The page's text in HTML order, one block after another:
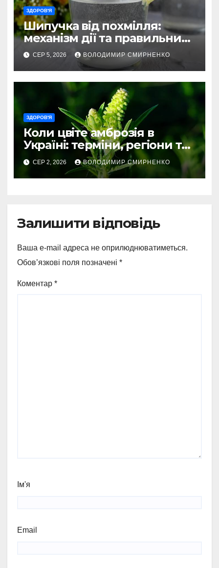
ЗДОРОВ'Я
Шипучка від похмілля:
механізм дії та правильний
вибір
СЕР 5, 2026 ВОЛОДИМИР СМИРНЕНКО
ЗДОРОВ'Я
Коли цвіте амброзія в
Україні: терміни, регіони та
ризики
СЕР 2, 2026 ВОЛОДИМИР СМИРНЕНКО
Залишити відповідь
Ваша e-mail адреса не оприлюднюватиметься.
Обов’язкові поля позначені *
Коментар *
Ім'я
Email